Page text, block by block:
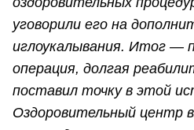
уговорили его на
иглоукалывания. Итог —
операция, долгая
поставил точку в этой
Оздоровительный центр